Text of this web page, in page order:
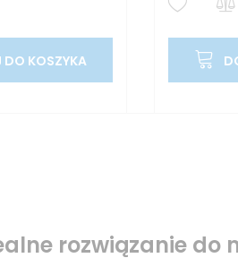
KOSZYKA
rozwiązanie do